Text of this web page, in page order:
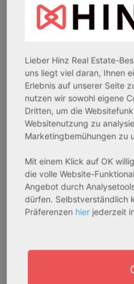
27711 Osterholz-Scharmbeck
Rendite:
3,60 %
Pflegeapartment
Lieber Hinz Real Estate-
uns liegt viel daran, Ihnen
Erlebnis auf unserer Seite
nutzen wir sowohl eigene
Dritten, um die
Websitenutzung zu
Marketingbemühungen zu
Mit einem Klick auf OK
die volle Website-
Angebot durch
dürfen. Selbstverständlich
Präferenzen hier jederzeit